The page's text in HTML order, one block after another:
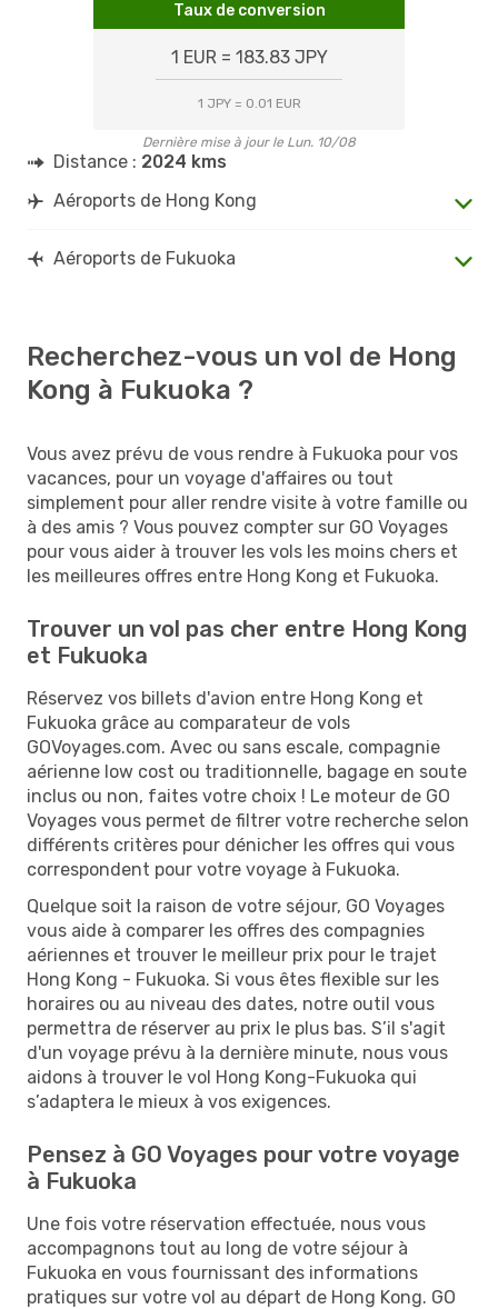
Taux de conversion
1 EUR = 183.83 JPY
1 JPY = 0.01 EUR
Dernière mise à jour le Lun. 10/08
Distance : 2024 kms
Aéroports de Hong Kong
Aéroports de Fukuoka
Recherchez-vous un vol de Hong
Kong à Fukuoka ?
Vous avez prévu de vous rendre à Fukuoka pour vos
vacances, pour un voyage d'affaires ou tout
simplement pour aller rendre visite à votre famille ou
à des amis ? Vous pouvez compter sur GO Voyages
pour vous aider à trouver les vols les moins chers et
les meilleures offres entre Hong Kong et Fukuoka.
Trouver un vol pas cher entre Hong Kong
et Fukuoka
Réservez vos billets d'avion entre Hong Kong et
Fukuoka grâce au comparateur de vols
GOVoyages.com. Avec ou sans escale, compagnie
aérienne low cost ou traditionnelle, bagage en soute
inclus ou non, faites votre choix ! Le moteur de GO
Voyages vous permet de filtrer votre recherche selon
différents critères pour dénicher les offres qui vous
correspondent pour votre voyage à Fukuoka.
Quelque soit la raison de votre séjour, GO Voyages
vous aide à comparer les offres des compagnies
aériennes et trouver le meilleur prix pour le trajet
Hong Kong - Fukuoka. Si vous êtes flexible sur les
horaires ou au niveau des dates, notre outil vous
permettra de réserver au prix le plus bas. S’il s'agit
d'un voyage prévu à la dernière minute, nous vous
aidons à trouver le vol Hong Kong-Fukuoka qui
s’adaptera le mieux à vos exigences.
Pensez à GO Voyages pour votre voyage
à Fukuoka
Une fois votre réservation effectuée, nous vous
accompagnons tout au long de votre séjour à
Fukuoka en vous fournissant des informations
pratiques sur votre vol au départ de Hong Kong. GO